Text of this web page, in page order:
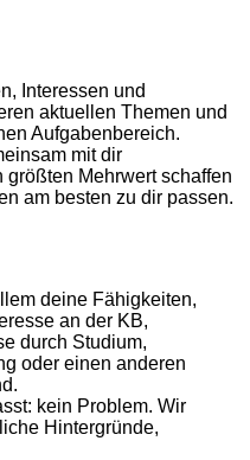
Interessen und
aktuellen Themen und
Aufgabenbereich.
mit dir
Mehrwert schaffen
am besten zu dir passen.
deine Fähigkeiten,
an der KB,
durch Studium,
oder einen anderen
kein Problem. Wir
Hintergründe,